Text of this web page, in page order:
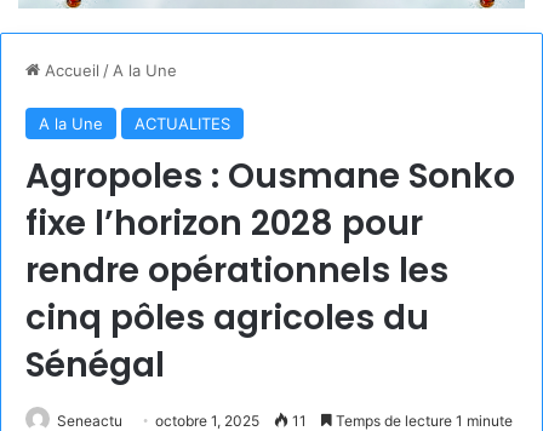
Accueil / A la Une
A la Une ACTUALITES
Agropoles : Ousmane Sonko
fixe l’horizon 2028 pour
rendre opérationnels les
cinq pôles agricoles du
Sénégal
Seneactu octobre 1, 2025 11 Temps de lecture 1 minute